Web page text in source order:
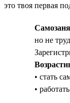
это твоя первая
но не
• стать
•